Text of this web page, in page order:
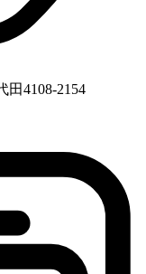
田4108-2154